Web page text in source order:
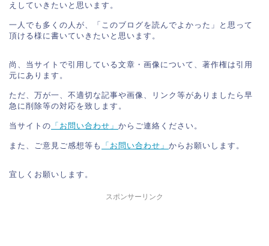
えしていきたいと思います。
一人でも多くの人が、「このブログを読んでよかった」と思って
頂ける様に書いていきたいと思います。
尚、当サイトで引用している文章・画像について、著作権は引用
元にあります。
ただ、万が一、不適切な記事や画像、リンク等がありましたら早
急に削除等の対応を致します。
当サイトの 「お問い合わせ」 からご連絡ください。
また、ご意見ご感想等も 「お問い合わせ」 からお願いします。
宜しくお願いします。
スポンサーリンク